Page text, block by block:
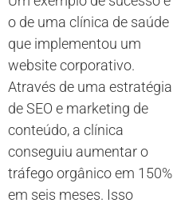
o de uma clínica de saúde
que implementou um
website corporativo.
Através de uma estratégia
de SEO e marketing de
conteúdo, a clínica
conseguiu aumentar o
tráfego orgânico em 150%
em seis meses. Isso